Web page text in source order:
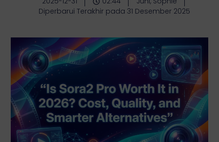
Diperbarui Terakhir pada 31 Desember 2025